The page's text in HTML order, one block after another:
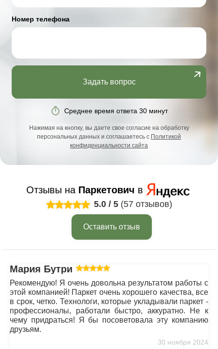
Номер телефона
Задать вопрос
Среднее время ответа 30 минут
Нажимая на кнопку, вы даете свое согласие на обработку
персональных данных и соглашаетесь с Политикой
конфиденциальности сайта
Отзывы на Паркетович в
5.0 / 5 (57 отзывов)
Оставить отзыв
Мария Бутрим
Рекомендую! Я очень довольна результатом работы с
этой компанией! Паркет очень хорошего качества, все
в срок, четко. Технологи, которые укладывали паркет -
профессионалы, работали быстро, аккуратно. Не к
чему придраться! Я бы посоветовала эту компанию
друзьям.
30 ноября 2024